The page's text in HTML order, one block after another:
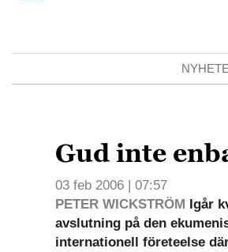
Gud inte
03 feb 2006 | 07:57
PETER WICKSTRÖM Igår
avslutning på den
internationell företeelse